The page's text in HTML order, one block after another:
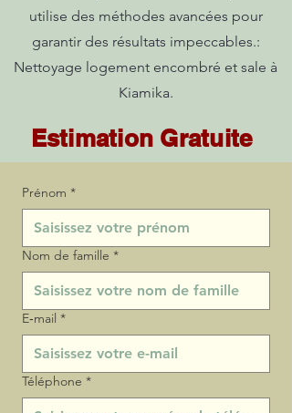
utilise des méthodes avancées pour
garantir des résultats impeccables.:
Nettoyage logement encombré et sale à
Kiamika.
Estimation Gratuite
Prénom *
Nom de famille *
E‑mail *
Téléphone *